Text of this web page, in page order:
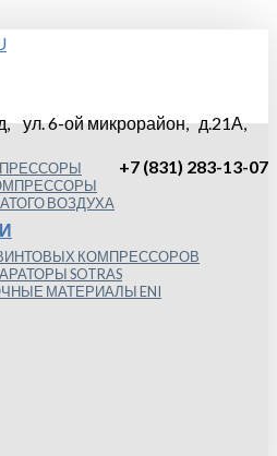
ул. 6-ой микрорайон, д.21А,
+7 (831) 283-13-07
ВОЗДУХА
КОМПРЕССОРОВ
SOTRAS
МАТЕРИАЛЫ ENI